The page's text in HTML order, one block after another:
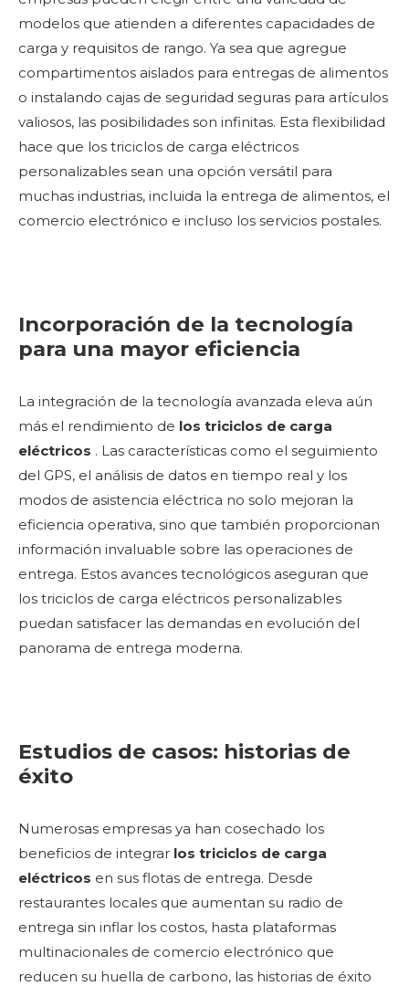
modelos que atienden a diferentes capacidades de
carga y requisitos de rango. Ya sea que agregue
compartimentos aislados para entregas de alimentos
o instalando cajas de seguridad seguras para artículos
valiosos, las posibilidades son infinitas. Esta flexibilidad
hace que los triciclos de carga eléctricos
personalizables sean una opción versátil para
muchas industrias, incluida la entrega de alimentos, el
comercio electrónico e incluso los servicios postales.
Incorporación de la tecnología
para una mayor eficiencia
La integración de la tecnología avanzada eleva aún
más el rendimiento de los triciclos de carga
eléctricos . Las características como el seguimiento
del GPS, el análisis de datos en tiempo real y los
modos de asistencia eléctrica no solo mejoran la
eficiencia operativa, sino que también proporcionan
información invaluable sobre las operaciones de
entrega. Estos avances tecnológicos aseguran que
los triciclos de carga eléctricos personalizables
puedan satisfacer las demandas en evolución del
panorama de entrega moderna.
Estudios de casos: historias de
éxito
Numerosas empresas ya han cosechado los
beneficios de integrar los triciclos de carga
eléctricos en sus flotas de entrega. Desde
restaurantes locales que aumentan su radio de
entrega sin inflar los costos, hasta plataformas
multinacionales de comercio electrónico que
reducen su huella de carbono, las historias de éxito